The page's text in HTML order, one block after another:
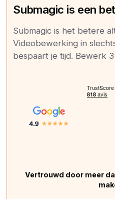
Submagic is een
Submagic is het betere
Videobewerking in
bespaart je tijd. Bewerk 3
Vertrouwd door meer